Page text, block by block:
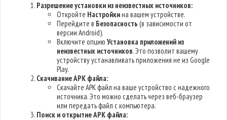
Разрешение установки из неизвестных источников:
Откройте Настройкина вашем устройстве.
Перейдите в Безопасность (в зависимости от
версии Android).
Включите опциюУстановка приложений из
неизвестных источников. Это позволит вашему
устройству устанавливать приложения не из Google
Play.
Скачивание APK файла:
Скачайте APK файл на ваше устройство с надежного
источника. Это можно сделать через веб-браузер
или передать файл с компьютера.
Поиск и открытие APK файла: